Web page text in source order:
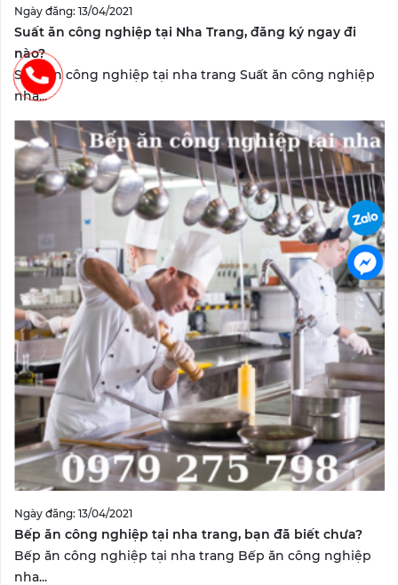
Ngày đăng: 13/04/2021
Suất ăn công nghiệp tại Nha Trang, đăng ký ngay đi
nào?
Suất ăn công nghiệp tại nha trang Suất ăn công nghiệp
nha...
Ngày đăng: 13/04/2021
Bếp ăn công nghiệp tại nha trang, bạn đã biết chưa?
Bếp ăn công nghiệp tại nha trang Bếp ăn công nghiệp
nha...